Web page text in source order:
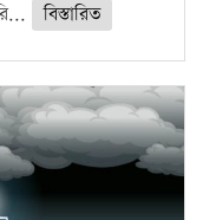
বিস্তারিত